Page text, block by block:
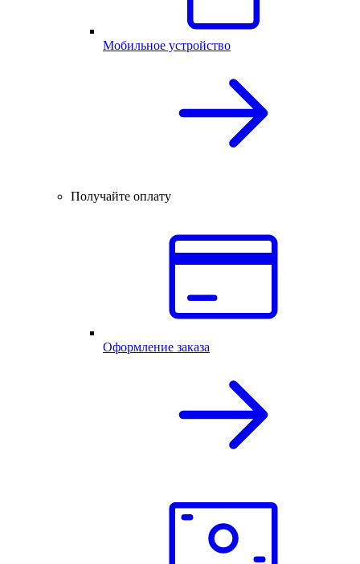
Мобильное устройство
Получайте оплату
Оформление заказа